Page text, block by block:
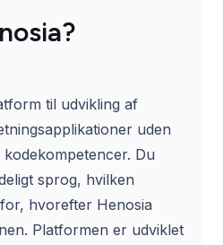
til udvikling af
uden
Du
sprog, hvilken
hvorefter Henosia
Platformen er udviklet